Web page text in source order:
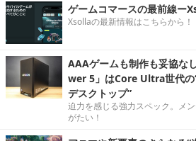
ゲームコマースの最前線ー
Xsollaの最新情報はこちらから！
AAAゲームも制作も妥協な
wer 5」はCore Ultra世代の
デスクトップ”
迫力を感じる強力スペック。メ
がたい！